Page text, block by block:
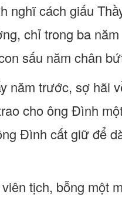
nghĩ cách giấu
chỉ trong ba
sấu năm chân
năm trước, sợ hãi
cho ông Đình
Đình cất giữ để
tịch, bỗng một